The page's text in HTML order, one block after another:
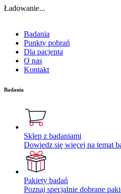
Ładowanie...
Badania
Punkty pobrań
Dla pacjenta
O nas
Kontakt
Badania
Sklep z badaniami
Dowiedz się więcej na temat
Pakiety badań
Poznaj specjalnie dobrane